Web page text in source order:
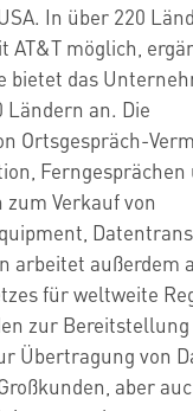
In über 220
AT&T möglich,
bietet das
an. Die
Ortsgespräch-
Ferngesprächen
Verkauf von
arbeitet außerdem
für weltweite
zur
Übertragung von
aber